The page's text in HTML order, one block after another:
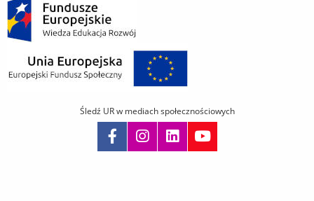
Śledź UR w mediach społecznościowych